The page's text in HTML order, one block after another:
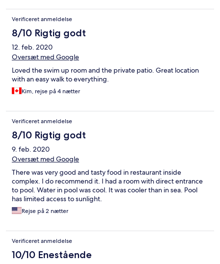
their restaurant every single night (sometimes had our lunch
there too!). Our booking also included breakfast every morning.
Awesome place to stay, we never wanted to leave.
Verificeret anmeldelse
8/10 Rigtig godt
12. feb. 2020
Oversæt med Google
Loved the swim up room and the private patio. Great location
with an easy walk to everything.
Kim, rejse på 4 nætter
Verificeret anmeldelse
8/10 Rigtig godt
9. feb. 2020
Oversæt med Google
There was very good and tasty food in restaurant inside
complex. I do recommend it. I had a room with direct entrance
to pool. Water in pool was cool. It was cooler than in sea. Pool
has limited access to sunlight.
Rejse på 2 nætter
Verificeret anmeldelse
10/10 Enestående